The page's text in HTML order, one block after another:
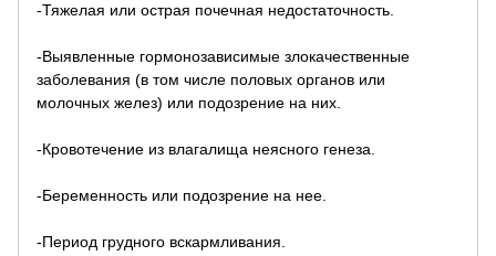
-Тяжелая или острая почечная недостаточность.
-Выявленные гормонозависимые злокачественные
заболевания (в том числе половых органов или
молочных желез) или подозрение на них.
-Кровотечение из влагалища неясного генеза.
-Беременность или подозрение на нее.
-Период грудного вскармливания.